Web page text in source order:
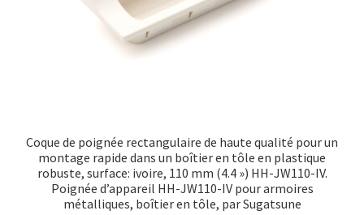
Coque de poignée rectangulaire de haute qualité pour un
montage rapide dans un boîtier en tôle en plastique
robuste, surface: ivoire, 110 mm (4.4 ») HH-JW110-IV.
Poignée d’appareil HH-JW110-IV pour armoires
métalliques, boîtier en tôle, par Sugatsune